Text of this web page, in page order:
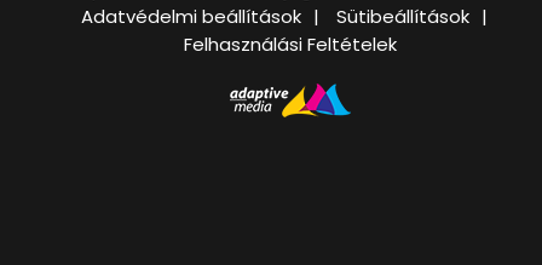
Adatvédelmi beállítások
Sütibeállítások
Felhasználási Feltételek